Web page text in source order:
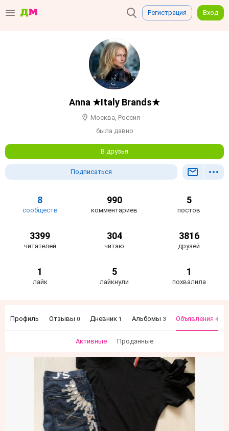
Регистрация Вход
Anna ★Italy Brands★
Москва, Россия
была давно
В друзья
Подписаться
8
сообществ
990
комментариев
5
постов
3399
читателей
304
читаю
3816
друзей
1
лайк
5
лайкнули
1
похвалила
Профиль Отзывы 0 Дневник 1 Альбомы 3 Объявления 4
Активные Проданные